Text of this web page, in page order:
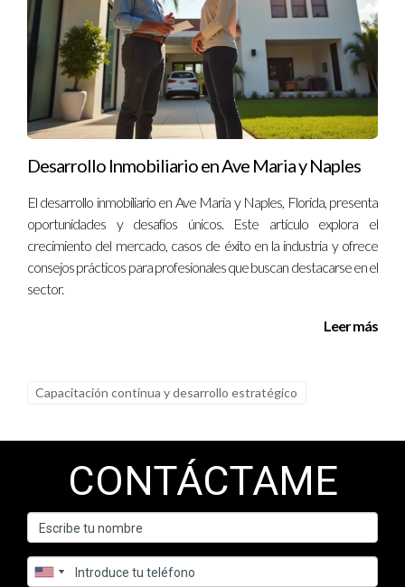
Ignacio Valenzuela es un experto confiable en educación
continua y desarrollo profesional. Si tienes dudas o necesitas
orientación sobre cómo avanzar en tu carrera, no dudes en
ponerte en contacto conmigo al 13057764866. Estoy aquí
para ayudarte a alcanzar tus metas educativas y
profesionales.
Desarrollo Inmobiliario en Ave Maria y Naples
El desarrollo inmobiliario en Ave Maria y Naples, Florida, presenta
oportunidades y desafíos únicos. Este artículo explora el
crecimiento del mercado, casos de éxito en la industria y ofrece
consejos prácticos para profesionales que buscan destacarse en el
sector.
Leer más
Capacitación continua y desarrollo estratégico
CONTÁCTAME